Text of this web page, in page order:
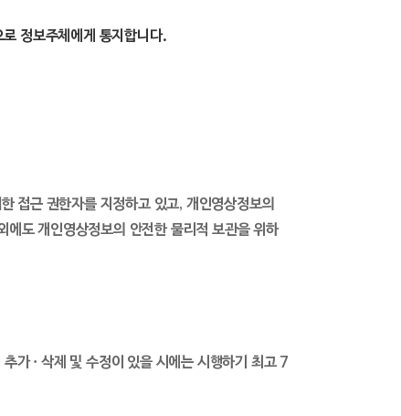
정보주체에게 통지합니다.
접근 권한자를 지정하고 있고, 개인영상정보의
에도 개인영상정보의 안전한 물리적 보관을 위하
가 · 삭제 및 수정이 있을 시에는 시행하기 최고 7